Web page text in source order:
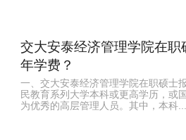
交大安泰经济管理学院在职
年学费？
一、交大安泰经济管理学院在职硕士
民教育系列大学本科或更高学历，或
为优秀的高层管理人员。其中，本科...